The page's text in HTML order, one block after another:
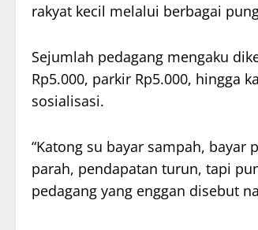
rakyat kecil melalui berbagai
Sejumlah pedagang mengaku
Rp5.000, parkir Rp5.000, hingga
sosialisasi.
“Katong su bayar sampah, bayar
parah, pendapatan turun, tapi
pedagang yang enggan disebut